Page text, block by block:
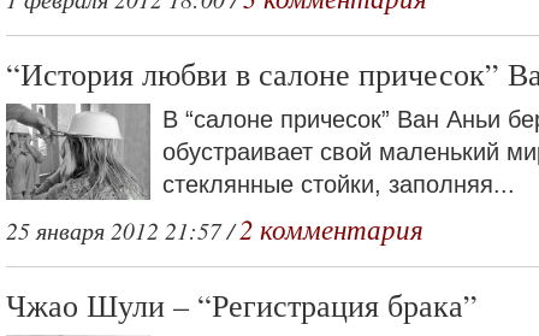
“История любви в салоне причесок”
В “салоне причесок” Ван Аньи
обустраивает свой маленький
стеклянные стойки, заполняя...
25 января 2012 21:57 /2 комментария
Чжао Шули – “Регистрация брака”